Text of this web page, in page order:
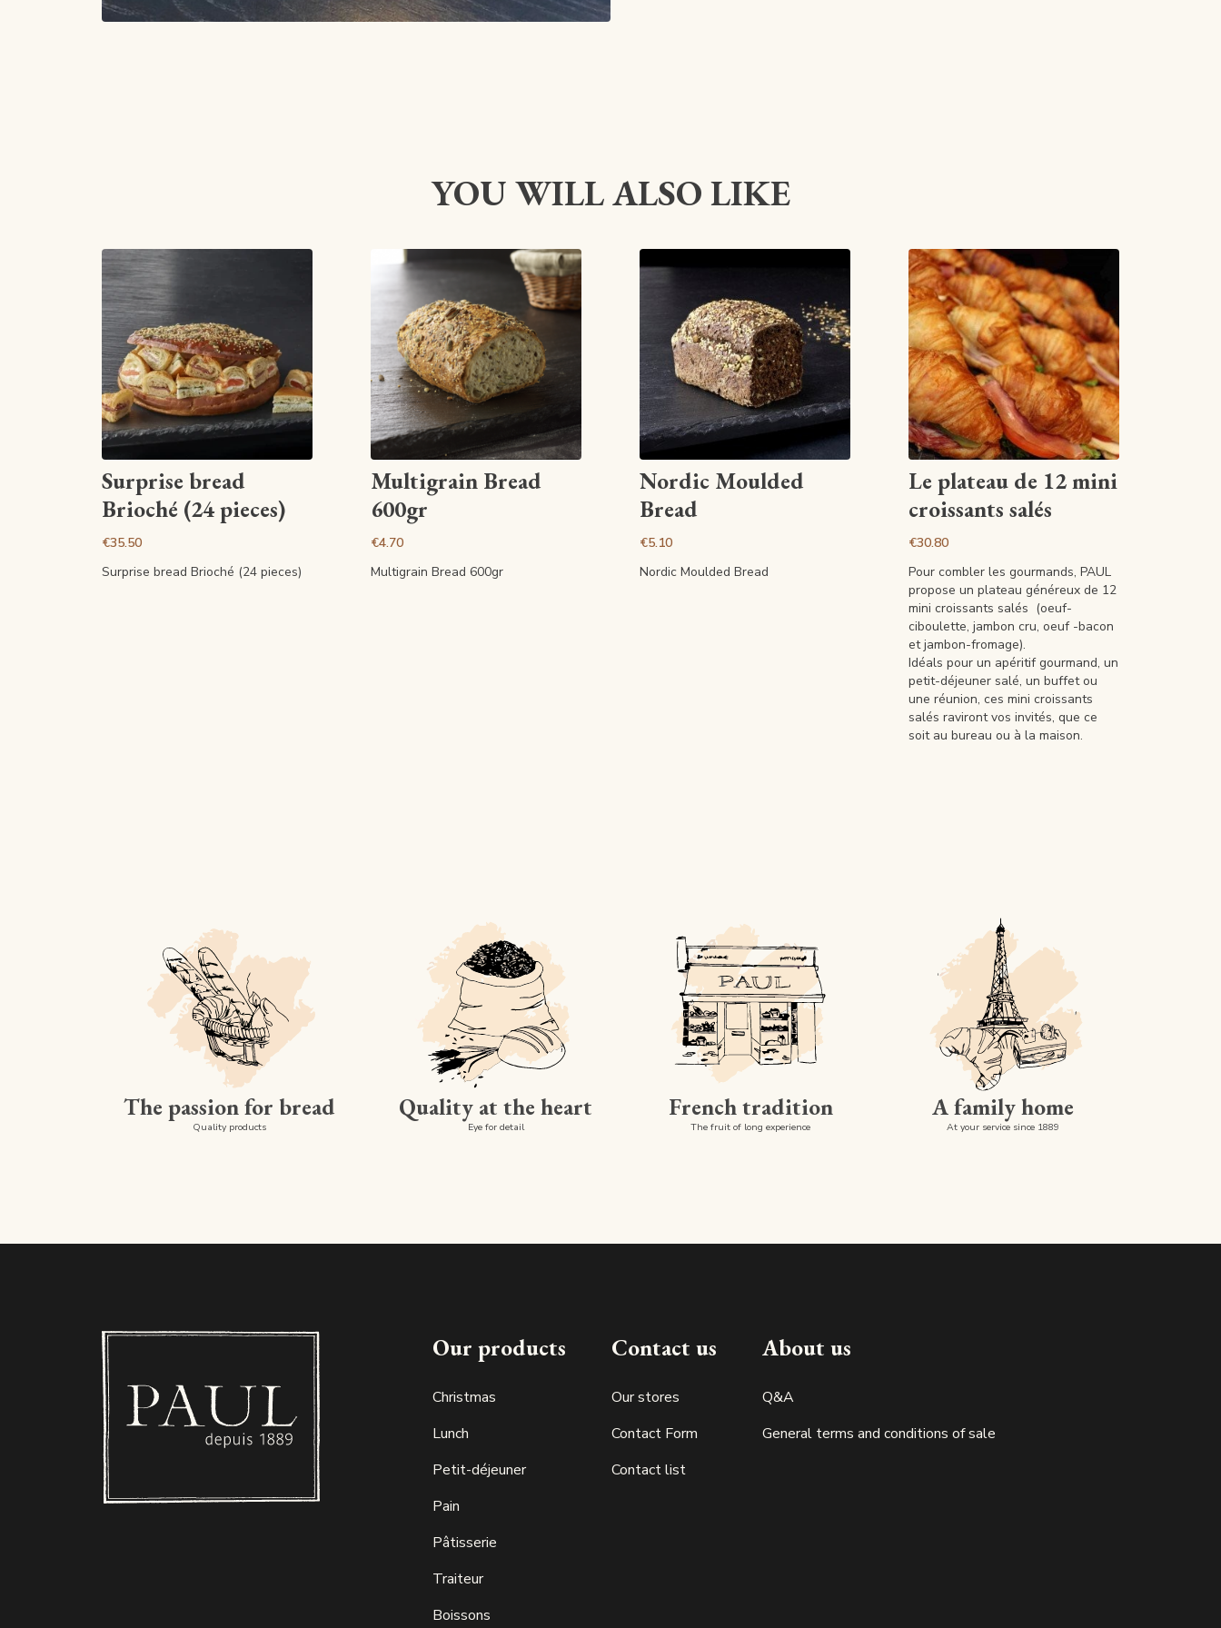
YOU WILL ALSO LIKE
View article
Surprise bread
Brioché (24 pieces)
€35.50
Surprise bread Brioché (24 pieces)
View article
Multigrain Bread
600gr
€4.70
Multigrain Bread 600gr
View article
Nordic Moulded
Bread
€5.10
Nordic Moulded Bread
View article
Le plateau de 12 mini
croissants salés
€30.80
Pour combler les gourmands, PAUL
propose un plateau généreux de 12
mini croissants salés (oeuf-
ciboulette, jambon cru, oeuf -bacon
et jambon-fromage).
Idéals pour un apéritif gourmand, un
petit-déjeuner salé, un buffet ou
une réunion, ces mini croissants
salés raviront vos invités, que ce
soit au bureau ou à la maison.
The passion for bread
Quality products
Quality at the heart
Eye for detail
French tradition
The fruit of long experience
A family home
At your service since 1889
Boulangerie PAUL - Luxembourg Our products
Christmas
Lunch
Petit-déjeuner
Pain
Pâtisserie
Traiteur
Boissons
Contact us
Our stores
Contact Form
Contact list
About us
Q&A
General terms and conditions of sale